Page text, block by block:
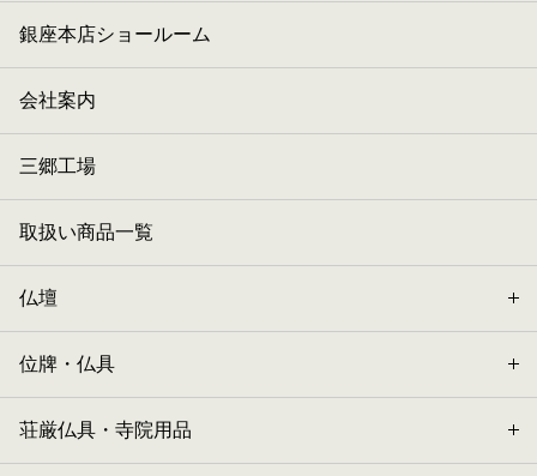
銀座本店ショールーム
会社案内
三郷工場
取扱い商品一覧
仏壇
位牌・仏具
荘厳仏具・寺院用品